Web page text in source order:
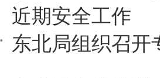
近期安全工作
东北局组织召开